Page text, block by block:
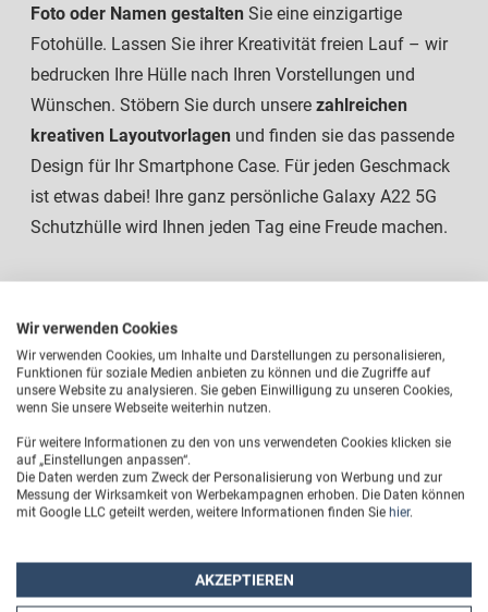
Foto oder Namen gestalten Sie eine einzigartige
Fotohülle. Lassen Sie ihrer Kreativität freien Lauf – wir
bedrucken Ihre Hülle nach Ihren Vorstellungen und
Wünschen. Stöbern Sie durch unsere zahlreichen
kreativen Layoutvorlagen und finden sie das passende
Design für Ihr Smartphone Case. Für jeden Geschmack
ist etwas dabei! Ihre ganz persönliche Galaxy A22 5G
Schutzhülle wird Ihnen jeden Tag eine Freude machen.
Wir verwenden Cookies
Wir verwenden Cookies, um Inhalte und Darstellungen zu personalisieren,
Funktionen für soziale Medien anbieten zu können und die Zugriffe auf
unsere Website zu analysieren. Sie geben Einwilligung zu unseren Cookies,
wenn Sie unsere Webseite weiterhin nutzen.
Für weitere Informationen zu den von uns verwendeten Cookies klicken sie
auf „Einstellungen anpassen“.
Die Daten werden zum Zweck der Personalisierung von Werbung und zur
Messung der Wirksamkeit von Werbekampagnen erhoben. Die Daten können
mit Google LLC geteilt werden, weitere Informationen finden Sie hier.
AKZEPTIEREN